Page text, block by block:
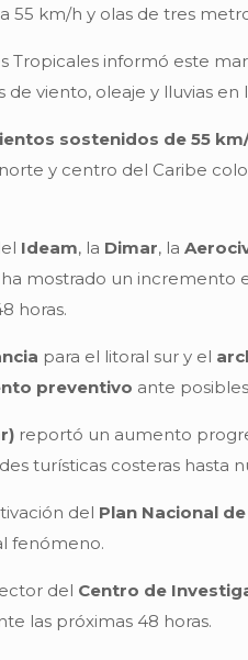
55 km/h y olas de tres
Tropicales informó este
viento, oleaje y lluvias en
sostenidos de 55
y centro del Caribe
Ideam, la Dimar, la
mostrado un incremento
horas.
para el litoral sur y el
preventivo ante
reportó un aumento
turísticas costeras hasta
del Plan Nacional
fenómeno.
del Centro de
las próximas 48 horas.